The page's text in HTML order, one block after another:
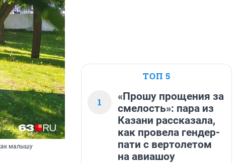
малышу
ТОП 5
1
«Прошу прощения за
смелость»: пара из
Казани рассказала,
как провела гендер-
пати с вертолетом
на авиашоу